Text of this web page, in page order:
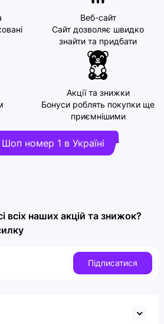
Веб-сайт
Сайт дозволяє швидко
знайти та придбати
Акції та знижки
Бонуси роблять покупки ще
приємнішими
номер 1 в Україні
всіх наших акцій та знижок?
Підписатися